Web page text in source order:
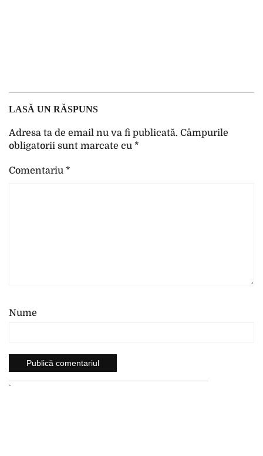
LASĂ UN RĂSPUNS
Adresa ta de email nu va fi publicată. Câmpurile
obligatorii sunt marcate cu *
Comentariu *
Nume